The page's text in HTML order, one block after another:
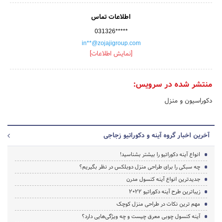
اطلاعات تماس
031326*****
in**@zojajigroup.com
[نمایش اطلاعات]
منتشر شده در سرویس:
دکوراسیون و منزل
آخرین اخبار گروه آینه و دکوراتیو زجاجی
انواع آینه دکوراتیو را بیشتر بشناسید!
چه سبکی را برای طراحی منزل دوبلکس در نظر بگیریم؟
جدیدترین انواع آینه کنسول مدرن
زیباترین طرح آینه دکوراتیو 2022
مهم ترین نکات در طراحی منزل کوچک
آینه کنسول چوبی معرق چیست و چه ویژگی‌هایی دارد؟